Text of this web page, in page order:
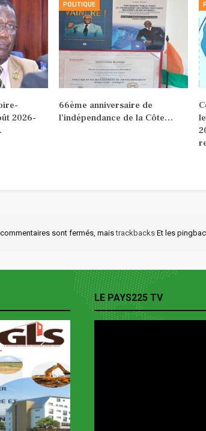
2026-
POLITIQUE
66ème anniversaire de
l’indépendance de la Côte…
sont fermés, maistrackbacks Et les
LE PAYS225 TV